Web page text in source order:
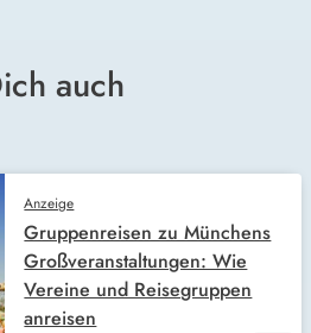
auch
Anzeige
Gruppenreisen zu Münchens
Großveranstaltungen: Wie
Vereine und Reisegruppen
anreisen